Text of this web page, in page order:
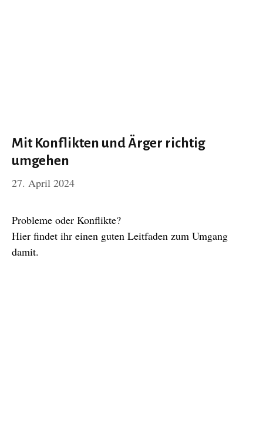
Mit Konflikten und Ärger richtig
umgehen
27. April 2024
Probleme oder Konflikte?
Hier findet ihr einen guten Leitfaden zum Umgang
damit.